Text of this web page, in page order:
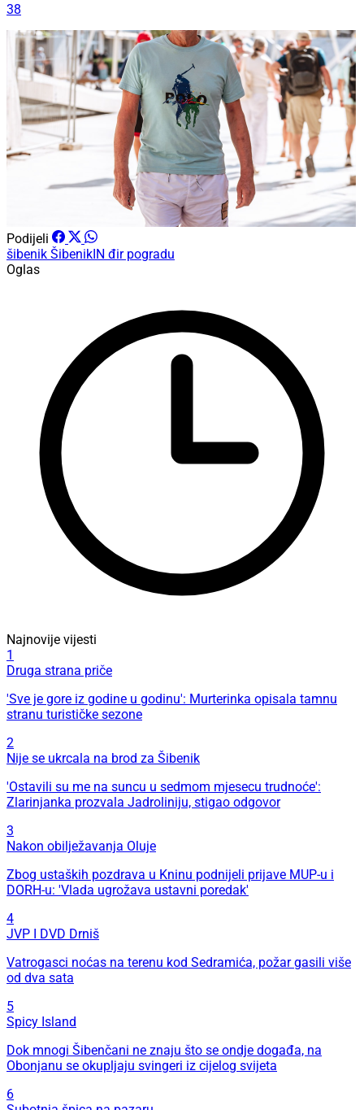
38
Podijeli
šibenik ŠibenikIN đir pogradu
Oglas
Najnovije vijesti
1
Druga strana priče
'Sve je gore iz godine u godinu': Murterinka opisala tamnu
stranu turističke sezone
2
Nije se ukrcala na brod za Šibenik
'Ostavili su me na suncu u sedmom mjesecu trudnoće':
Zlarinjanka prozvala Jadroliniju, stigao odgovor
3
Nakon obilježavanja Oluje
Zbog ustaških pozdrava u Kninu podnijeli prijave MUP-u i
DORH-u: 'Vlada ugrožava ustavni poredak'
4
JVP I DVD Drniš
Vatrogasci noćas na terenu kod Sedramića, požar gasili više
od dva sata
5
Spicy Island
Dok mnogi Šibenčani ne znaju što se ondje događa, na
Obonjanu se okupljaju svingeri iz cijelog svijeta
6